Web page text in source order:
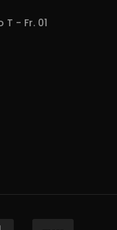
- Fr. 01